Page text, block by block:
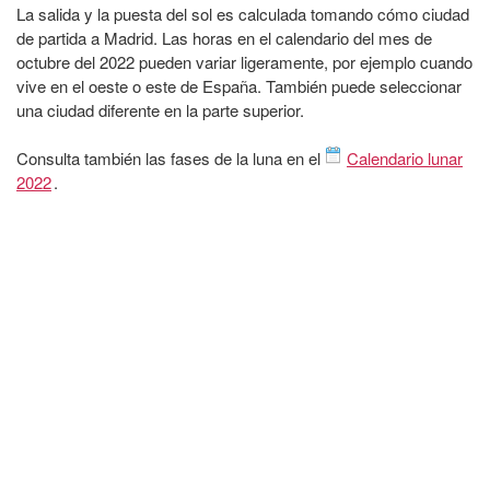
La salida y la puesta del sol es calculada tomando cómo ciudad
de partida a Madrid. Las horas en el calendario del mes de
octubre del 2022 pueden variar ligeramente, por ejemplo cuando
vive en el oeste o este de España. También puede seleccionar
una ciudad diferente en la parte superior.
Consulta también las fases de la luna en el
Calendario lunar
2022.